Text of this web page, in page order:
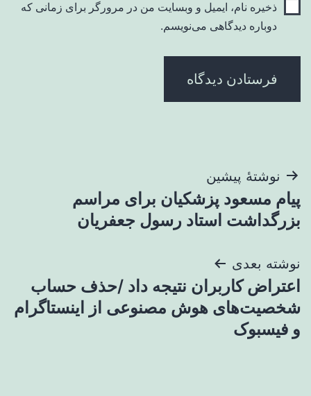
ذخیره نام، ایمیل و وبسایت من در مرورگر برای زمانی که
دوباره دیدگاهی می‌نویسم.
راهبری
نوشته
نوشتهٔ پیشین
پیام مسعود پزشکیان برای مراسم
بزرگداشت استاد رسول جعفریان
نوشته بعدی
اعتراض کاربران نتیجه داد /حذف حساب‌
شخصیت‌های هوش مصنوعی از اینستاگرام
و فیسبوک